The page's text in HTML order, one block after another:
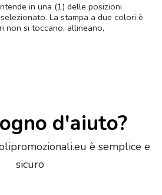
in una (1) delle posizioni
La stampa a due colori è
non si toccano, allineano,
d'aiuto?
è semplice e
sicuro